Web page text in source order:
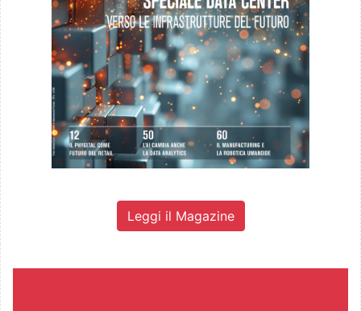
Leggi il Magazine